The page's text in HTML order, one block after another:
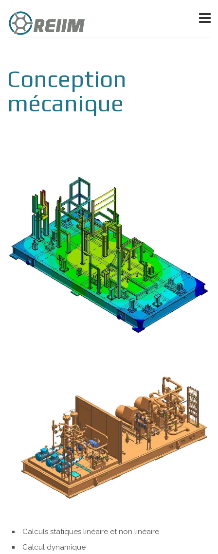
Conception
mécanique
Calculs statiques linéaire et non linéaire
Calcul dynamique